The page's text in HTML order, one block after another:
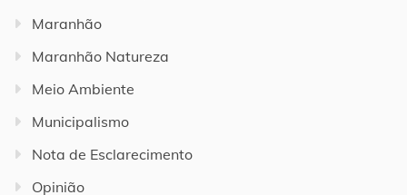
Maranhão
Maranhão Natureza
Meio Ambiente
Municipalismo
Nota de Esclarecimento
Opinião